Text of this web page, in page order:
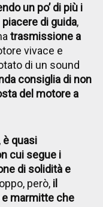
un po’ di più i
di guida,
trasmissione a
vivace e
di un sound
consiglia di non
del motore a
è quasi
cui segue i
di solidità e
però, il
marmitte che